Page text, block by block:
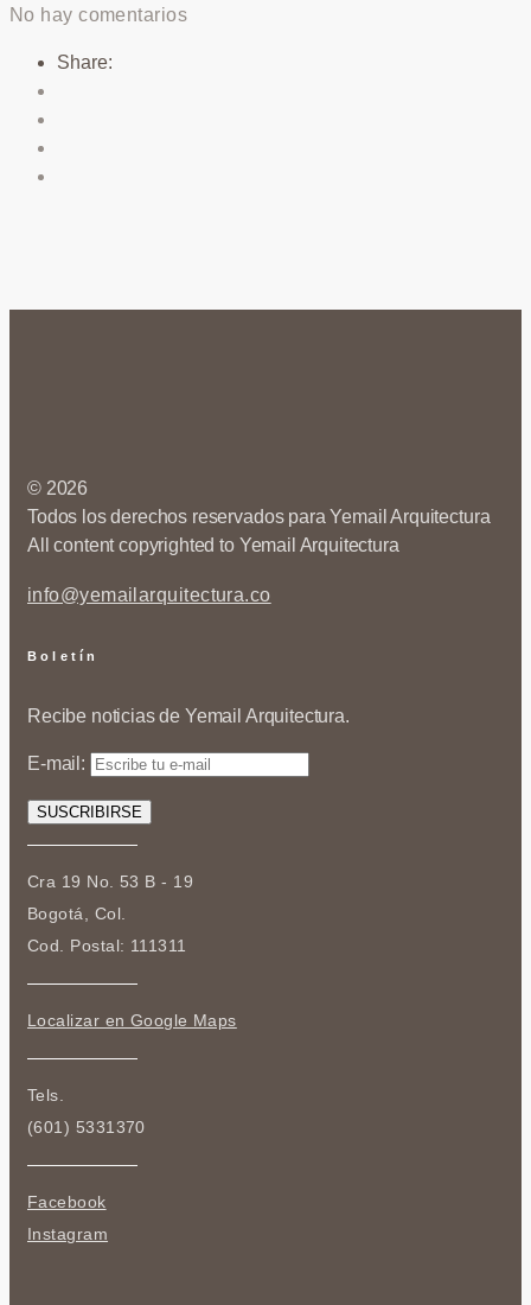
No hay comentarios
Share:
© 2026
Todos los derechos reservados para Yemail Arquitectura
All content copyrighted to Yemail Arquitectura
info@yemailarquitectura.co
Boletín
Recibe noticias de Yemail Arquitectura.
E-mail:
Cra 19 No. 53 B - 19
Bogotá, Col.
Cod. Postal: 111311
Localizar en Google Maps
Tels.
(601) 5331370
Facebook
Instagram